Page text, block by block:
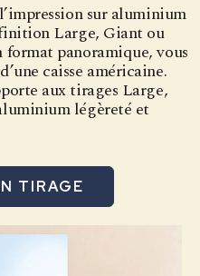
sur aluminium
Large, Giant ou
panoramique, vous
caisse américaine.
aux tirages Large,
légèreté et
TIRAGE